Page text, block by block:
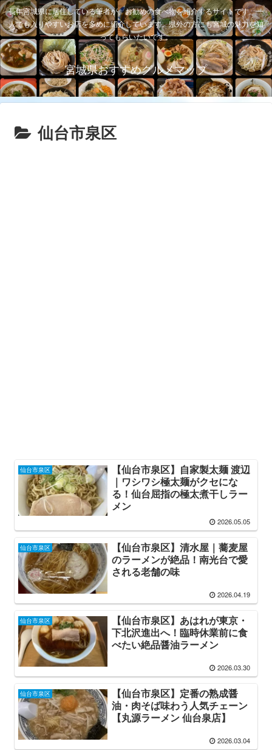
長年宮城県に居住している筆者が、お勧めの食べ物を紹介するサイトです。一
人でも入りやすいお店を多めに紹介しています。県外の方にも宮城の魅力を知
ってもらいたいです。
宮城県おすすめグルメマップ
仙台市泉区
仙台市泉区
【仙台市泉区】自家製太麺 渡辺
｜ワシワシ極太麺がクセにな
る！仙台屈指の極太煮干しラー
メン
2026.05.05
仙台市泉区
【仙台市泉区】清水屋｜蕎麦屋
のラーメンが絶品！南光台で愛
される老舗の味
2026.04.19
仙台市泉区
【仙台市泉区】あはれが東京・
下北沢進出へ！臨時休業前に食
べたい絶品醤油ラーメン
2026.03.30
仙台市泉区
【仙台市泉区】定番の熟成醤
油・肉そば味わう人気チェーン
【丸源ラーメン 仙台泉店】
2026.03.04